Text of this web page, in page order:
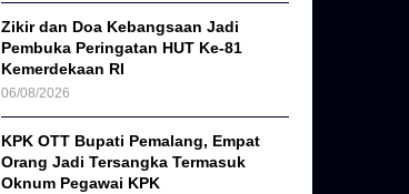
Zikir dan Doa Kebangsaan Jadi
Pembuka Peringatan HUT Ke-81
Kemerdekaan RI
06/08/2026
KPK OTT Bupati Pemalang, Empat
Orang Jadi Tersangka Termasuk
Oknum Pegawai KPK